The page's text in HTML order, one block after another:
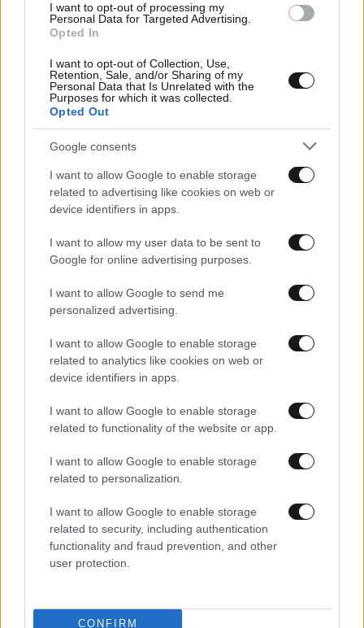
I want to opt-out of processing my
Personal Data for Targeted Advertising.
Opted In
I want to opt-out of Collection, Use,
Retention, Sale, and/or Sharing of my
Personal Data that Is Unrelated with the
Purposes for which it was collected.
Opted Out
Google consents
I want to allow Google to enable storage
related to advertising like cookies on web or
device identifiers in apps.
I want to allow my user data to be sent to
Google for online advertising purposes.
I want to allow Google to send me
personalized advertising.
I want to allow Google to enable storage
related to analytics like cookies on web or
device identifiers in apps.
I want to allow Google to enable storage
related to functionality of the website or app.
I want to allow Google to enable storage
related to personalization.
I want to allow Google to enable storage
related to security, including authentication
functionality and fraud prevention, and other
user protection.
CONFIRM
Η αεροπορική που πραγματοποιεί πτήσεις χωρίς να
διαθέτει αεροσκάφη
24·11·2020 17:07
αεροπορικών εταιρειών: Θα χάσουν 157 δισεκατομμύρια
σε δυο χρόνια